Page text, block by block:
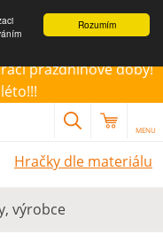
Rozumím
prázdninové doby!
MENU
Hračky dle materiálu
výrobce